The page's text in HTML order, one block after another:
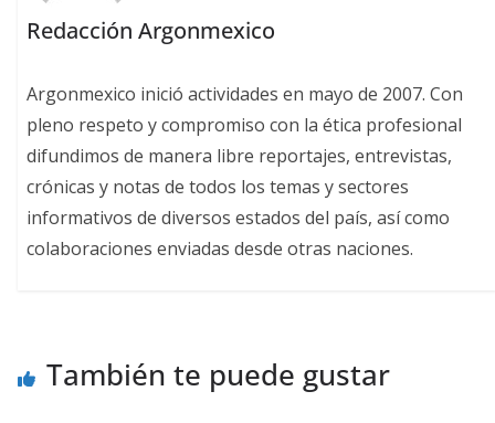
Redacción Argonmexico
Argonmexico inició actividades en mayo de 2007. Con
pleno respeto y compromiso con la ética profesional
difundimos de manera libre reportajes, entrevistas,
crónicas y notas de todos los temas y sectores
informativos de diversos estados del país, así como
colaboraciones enviadas desde otras naciones.
También te puede gustar